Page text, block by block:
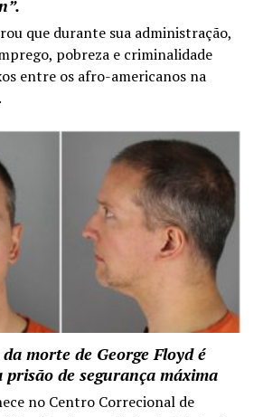
que durante sua administração,
pobreza e criminalidade
entre os afro-americanos na
morte de George Floyd é
de segurança máxima
no Centro Correcional de